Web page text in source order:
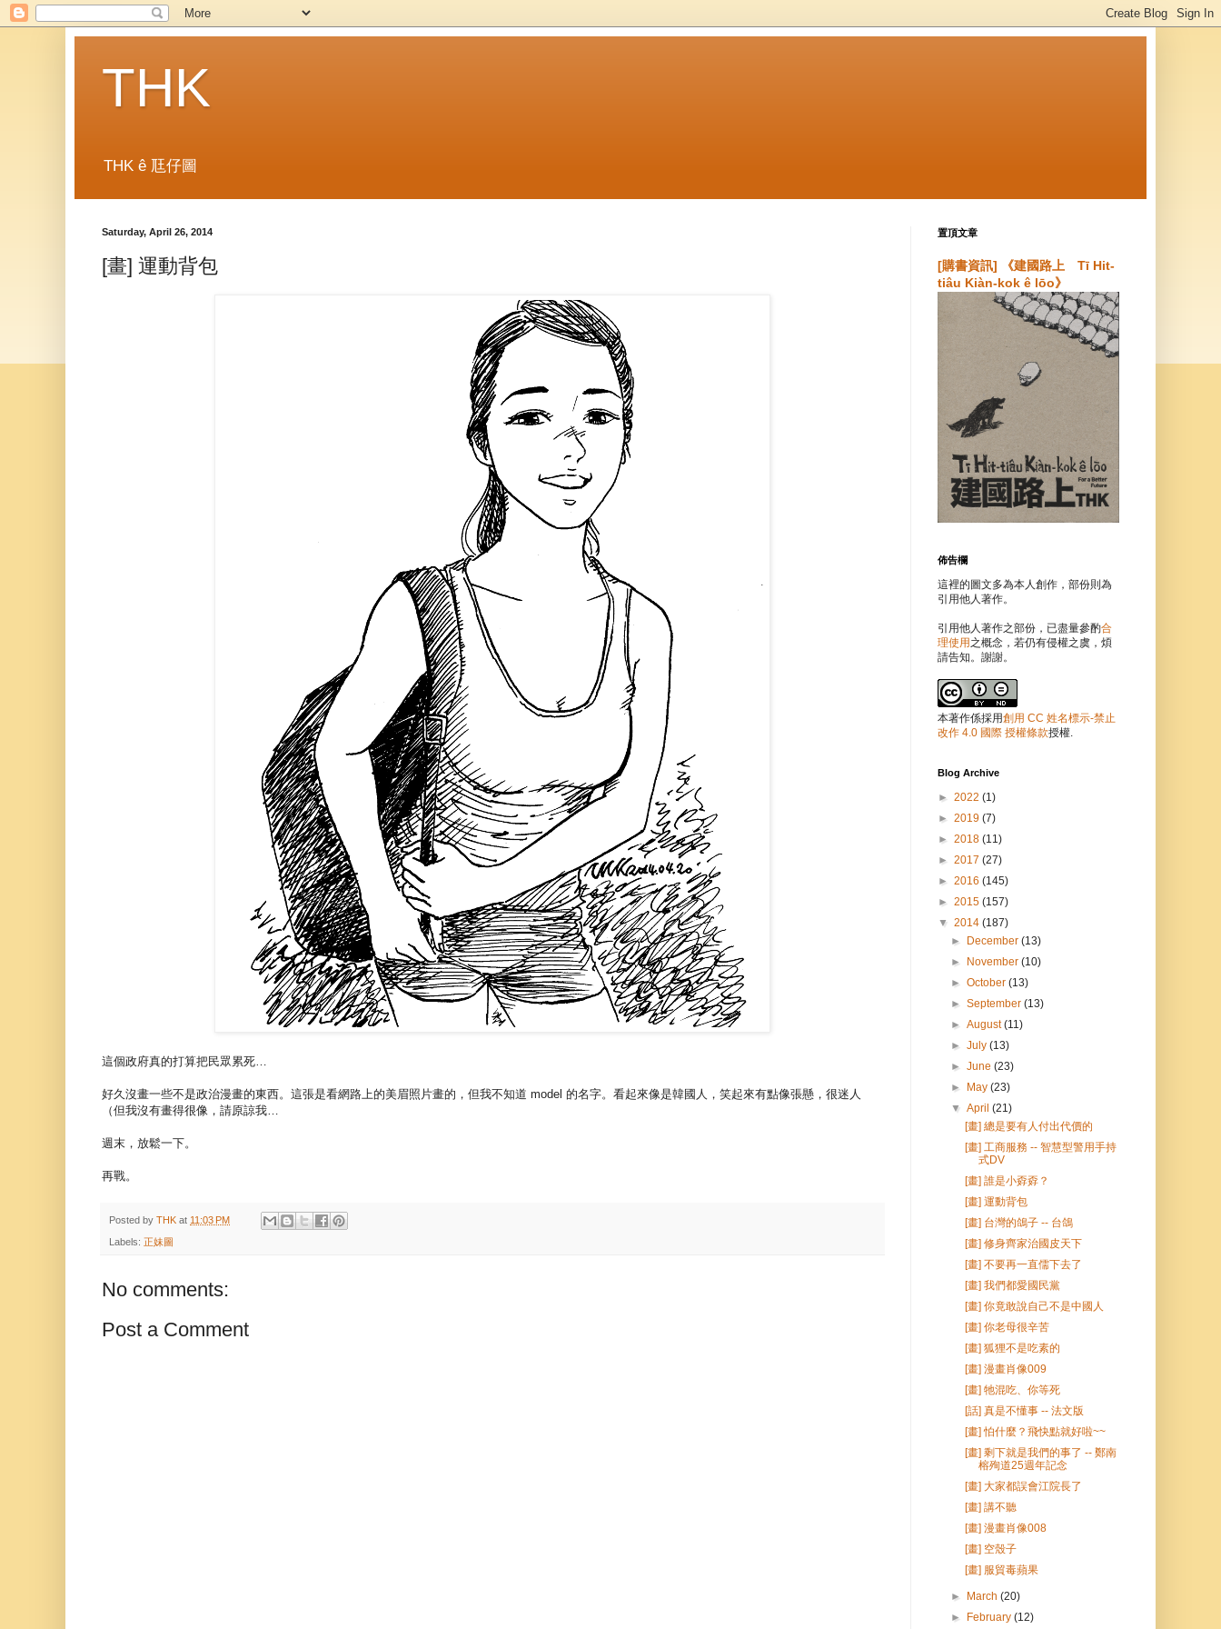
THK
THK ê 尫仔圖
Saturday, April 26, 2014
[畫] 運動背包
這個政府真的打算把民眾累死…
好久沒畫一些不是政治漫畫的東西。這張是看網路上的美眉照片畫的，但我不知道 model 的名字。看起來像是韓國人，笑起來有點像張懸，很迷人
（但我沒有畫得很像，請原諒我…
週末，放鬆一下。
再戰。
Posted by THK at 11:03 PM
Labels: 正妹圖
No comments:
Post a Comment
置頂文章
[購書資訊] 《建國路上 Tī Hit-
tiâu Kiàn-kok ê lōo》
佈告欄
這裡的圖文多為本人創作，部份則為
引用他人著作。
引用他人著作之部份，已盡量參酌合
理使用之概念，若仍有侵權之虞，煩
請告知。謝謝。
本著作係採用創用 CC 姓名標示-禁止
改作 4.0 國際 授權條款授權.
Blog Archive
► 2022 (1)
► 2019 (7)
► 2018 (11)
► 2017 (27)
► 2016 (145)
► 2015 (157)
▼ 2014 (187)
► December(13)
► November(10)
►October(13)
►September(13)
►August(11)
►July(13)
►June(23)
► May(23)
▼April(21)
[畫] 總是要有人付出代價的
[畫] 工商服務 -- 智慧型警用手持
式DV
[畫] 誰是小孬孬？
[畫] 運動背包
[畫] 台灣的鴿子 -- 台鴿
[畫] 修身齊家治國皮天下
[畫] 不要再一直儒下去了
[畫] 我們都愛國民黨
[畫] 你竟敢說自己不是中國人
[畫] 你老母很辛苦
[畫] 狐狸不是吃素的
[畫] 漫畫肖像009
[畫] 牠混吃、你等死
[話] 真是不懂事 -- 法文版
[畫] 怕什麼？飛快點就好啦~~
[畫] 剩下就是我們的事了 -- 鄭南
榕殉道25週年記念
[畫] 大家都誤會江院長了
[畫] 講不聽
[畫] 漫畫肖像008
[畫] 空殼子
[畫] 服貿毒蘋果
► March(20)
► February(12)